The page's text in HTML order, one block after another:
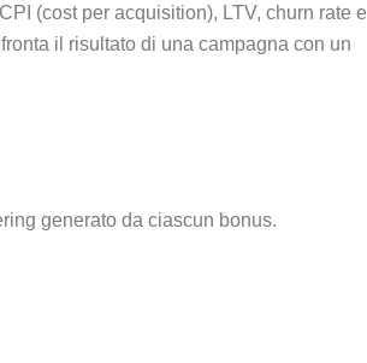
(cost per acquisition), LTV, churn rate e
il risultato di una campagna con un
generato da ciascun bonus.